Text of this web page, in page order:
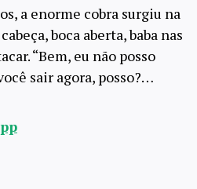
a enorme cobra surgiu na
boca aberta, baba nas
“Bem, eu não posso
sair agora, posso?…